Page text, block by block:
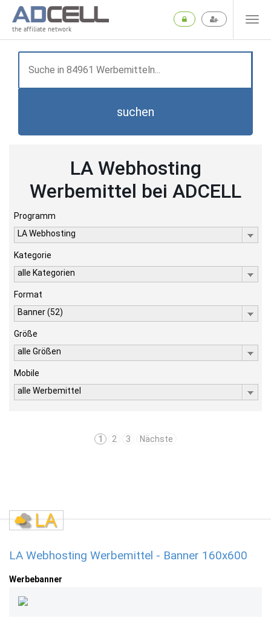
the affiliate network
suchen
LA Webhosting
Werbemittel bei ADCELL
Programm
LA Webhosting
Kategorie
alle Kategorien
Format
Banner (52)
Größe
alle Größen
Mobile
alle Werbemittel
1 2 3 Nächste
LA Webhosting Werbemittel - Banner 160x600
Werbebanner